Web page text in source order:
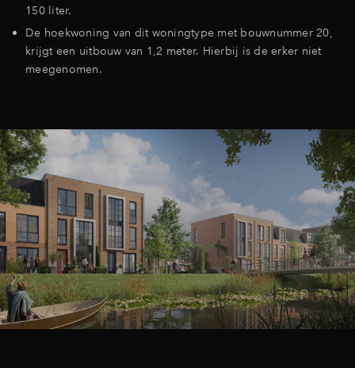
150 liter.
De hoekwoning van dit woningtype met bouwnummer 20,
krijgt een uitbouw van 1,2 meter. Hierbij is de erker niet
meegenomen.